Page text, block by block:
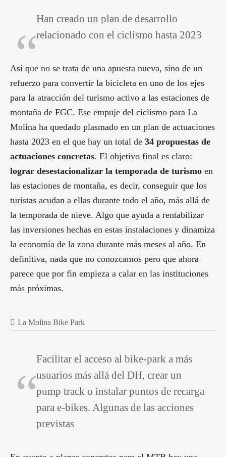
Han creado un plan de desarrollo
relacionado con el ciclismo hasta 2023
Así que no se trata de una apuesta nueva, sino de un
refuerzo para convertir la bicicleta en uno de los ejes
para la atracción del turismo activo a las estaciones de
montaña de FGC. Ese empuje del ciclismo para La
Molina ha quedado plasmado en un plan de actuaciones
hasta 2023 en el que hay un total de 34 propuestas de
actuaciones concretas. El objetivo final es claro:
lograr desestacionalizar la temporada de turismo en
las estaciones de montaña, es decir, conseguir que los
turistas acudan a ellas durante todo el año, más allá de
la temporada de nieve. Algo que ayuda a rentabilizar
las inversiones hechas en estas instalaciones y dinamiza
la economía de la zona durante más meses al año. En
definitiva, nada que no conozcamos pero que ahora
parece que por fin empieza a calar en las instituciones
más próximas.
La Molina Bike Park
Facilitar el acceso al bike-park a más
usuarios más allá del DH, crear un
pump track o instalar puntos de recarga
para e-bikes. Algunas de las acciones
previstas